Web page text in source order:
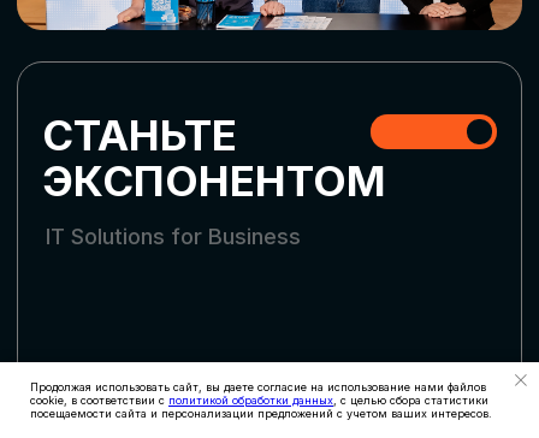
Продолжая использовать сайт, вы даете согласие на использование нами файлов
cookie, в соответствии с политикой обработки данных , с целью сбора статистики
посещаемости сайта и персонализации предложений с учетом ваших интересов.
СТАТЬ УЧАСТНИКОМ